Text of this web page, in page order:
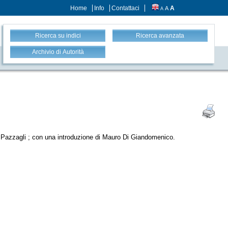
Home Info Contattaci A A A
Ricerca su indici Ricerca avanzata
Archivio di Autorità